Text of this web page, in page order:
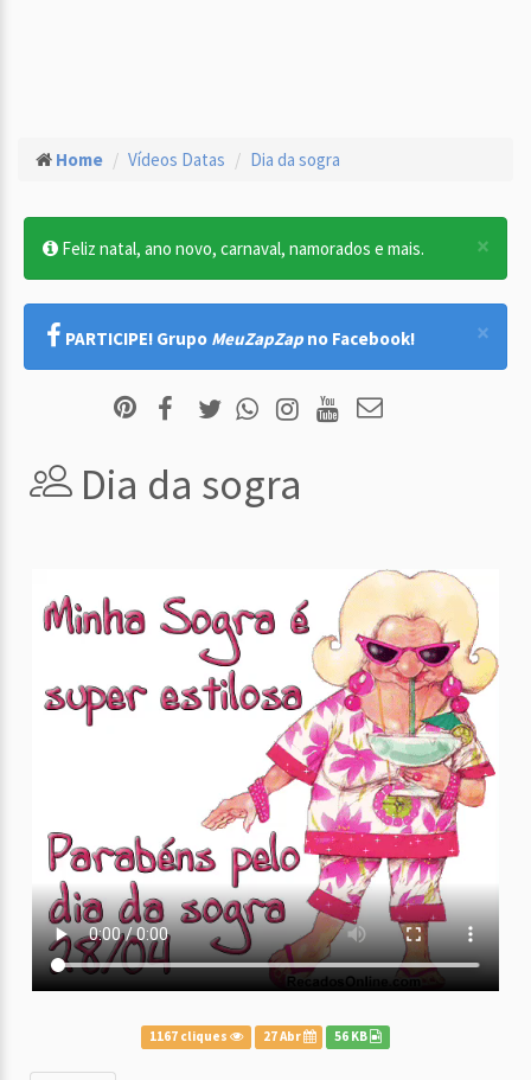
Home Vídeos Datas Dia da sogra
×
Feliz natal, ano novo, carnaval, namorados e mais.
×
PARTICIPE! Grupo MeuZapZap no Facebook!
Dia da sogra
1167 cliques 27 Abr 56 KB